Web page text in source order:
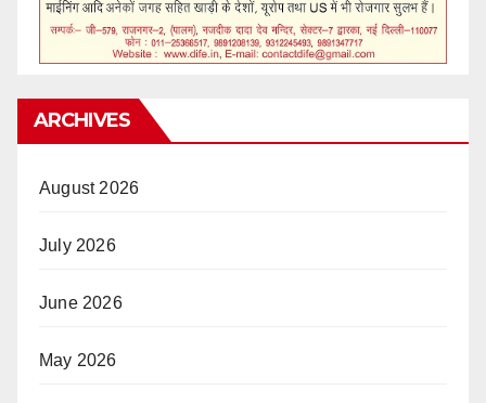
ARCHIVES
August 2026
July 2026
June 2026
May 2026